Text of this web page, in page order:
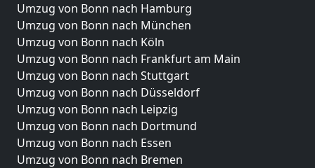
Umzug von Bonn nach Hamburg
Umzug von Bonn nach München
Umzug von Bonn nach Köln
Umzug von Bonn nach Frankfurt am Main
Umzug von Bonn nach Stuttgart
Umzug von Bonn nach Düsseldorf
Umzug von Bonn nach Leipzig
Umzug von Bonn nach Dortmund
Umzug von Bonn nach Essen
Umzug von Bonn nach Bremen